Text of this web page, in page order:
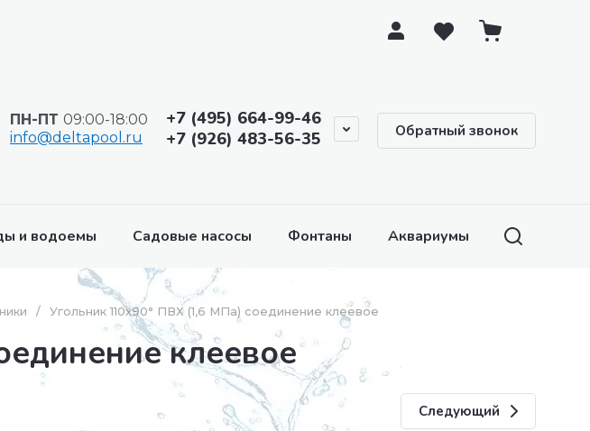
ПН-ПТ 09:00-18:00
info@deltapool.ru
+7 (495) 664-99-46
+7 (926) 483-56-35
Обратный звонок
и водоемы Садовые насосы Фонтаны Аквариумы и аквариумное
/ Угольник 110х90° ПВХ (1,6 МПа) соединение клеевое
клеевое
Следующий